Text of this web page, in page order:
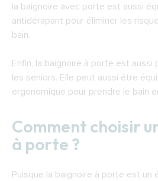
la baignoire avec porte est aussi
antidérapant pour éliminer les
bain.
Enfin, la baignoire à porte est
les seniors. Elle peut aussi être
ergonomique pour prendre le bain
Comment choisir
à porte ?
Puisque la baignoire à porte est un